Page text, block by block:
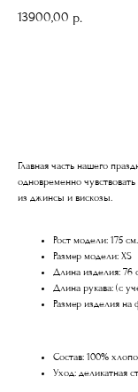
13900,00 р.
Главная часть нашего
одновременно
из джинсы и вискозы.
Рост модели: 175 см.
Размер модели: XS
Длина изделия: 76
Длина рукава: (с
Размер изделия на
Состав: 100%
Уход: деликатная